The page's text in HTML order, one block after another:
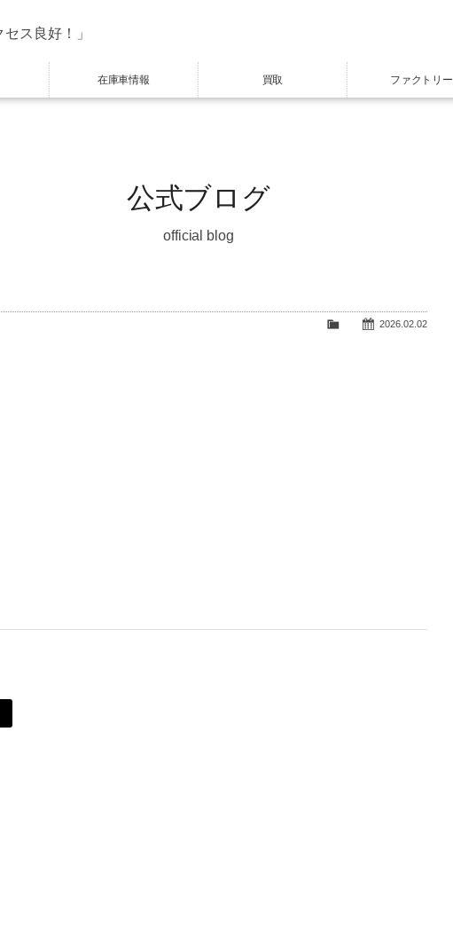
ス良好！」
在庫車情報 買取 ファクトリー
公式ブログ
official blog
2026.02.02